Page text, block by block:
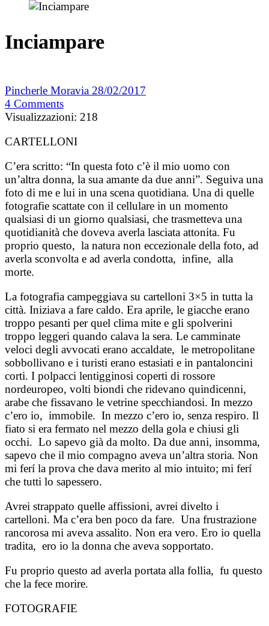
Inciampare
Pincherle Moravia 28/02/2017
4 Comments
Visualizzazioni: 218
CARTELLONI
C’era scritto: “In questa foto c’è il mio uomo con
un’altra donna, la sua amante da due anni”. Seguiva una
foto di me e lui in una scena quotidiana. Una di quelle
fotografie scattate con il cellulare in un momento
qualsiasi di un giorno qualsiasi, che trasmetteva una
quotidianità che doveva averla lasciata attonita. Fu
proprio questo, la natura non eccezionale della foto, ad
averla sconvolta e ad averla condotta, infine, alla
morte.
La fotografia campeggiava su cartelloni 3×5 in tutta la
città. Iniziava a fare caldo. Era aprile, le giacche erano
troppo pesanti per quel clima mite e gli spolverini
troppo leggeri quando calava la sera. Le camminate
veloci degli avvocati erano accaldate, le metropolitane
sobbollivano e i turisti erano estasiati e in pantaloncini
corti. I polpacci lentigginosi coperti di rossore
nordeuropeo, volti biondi che ridevano quindicenni,
arabe che fissavano le vetrine specchiandosi. In mezzo
c’ero io, immobile. In mezzo c’ero io, senza respiro. Il
fiato si era fermato nel mezzo della gola e chiusi gli
occhi. Lo sapevo già da molto. Da due anni, insomma,
sapevo che il mio compagno aveva un’altra storia. Non
mi ferí la prova che dava merito al mio intuito; mi ferí
che tutti lo sapessero.
Avrei strappato quelle affissioni, avrei divelto i
cartelloni. Ma c’era ben poco da fare. Una frustrazione
rancorosa mi aveva assalito. Non era vero. Ero io quella
tradita, ero io la donna che aveva sopportato.
Fu proprio questo ad averla portata alla follia, fu questo
che la fece morire.
FOTOGRAFIE